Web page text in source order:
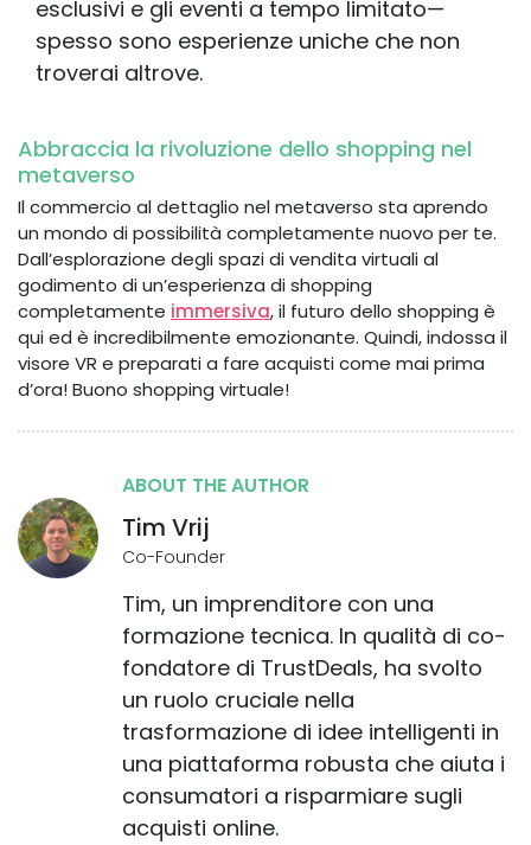
esclusivi e gli eventi a tempo limitato—
spesso sono esperienze uniche che non
troverai altrove.
Abbraccia la rivoluzione dello shopping nel
metaverso
Il commercio al dettaglio nel metaverso sta aprendo
un mondo di possibilità completamente nuovo per te.
Dall’esplorazione degli spazi di vendita virtuali al
godimento di un’esperienza di shopping
completamente immersiva, il futuro dello shopping è
qui ed è incredibilmente emozionante. Quindi, indossa il
visore VR e preparati a fare acquisti come mai prima
d’ora! Buono shopping virtuale!
ABOUT THE AUTHOR
Tim Vrij
Co-Founder
Tim, un imprenditore con una
formazione tecnica. In qualità di co-
fondatore di TrustDeals, ha svolto
un ruolo cruciale nella
trasformazione di idee intelligenti in
una piattaforma robusta che aiuta i
consumatori a risparmiare sugli
acquisti online.